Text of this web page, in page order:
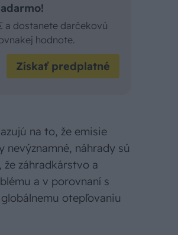
a dostanete darčekovú
hodnote.
Získať predplatné
na to, že emisie
náhrady sú
záhradkárstvo a
a v porovnaní s
otepľovaniu